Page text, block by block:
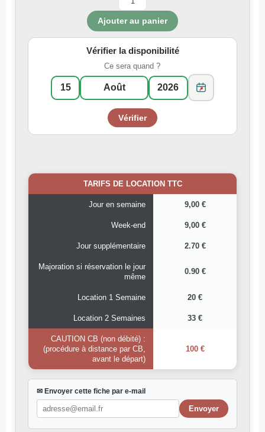
Vérifier la disponibilité
Ce sera quand ?
TARIFS DE LOCATION TTC
Jour en semaine 9,00 €
Week-end 9,00 €
Jour supplémentaire 2.70 €
Majoration si réservation le jour
même
0.90 €
Location 1 Semaine 20 €
Location 2 Semaines 33 €
CAUTION CB (non débité) :
(procédure à distance par CB,
avant le départ)
100 €
✉ Envoyer cette fiche par e-mail